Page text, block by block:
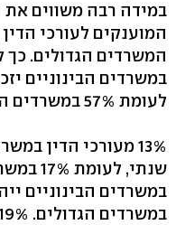
במידה רבה משווים את
המוענקים לעורכי
במשרדים הבינוניים
לעומת 57% במשרדים הגדולים.
13% מעורכי הדין